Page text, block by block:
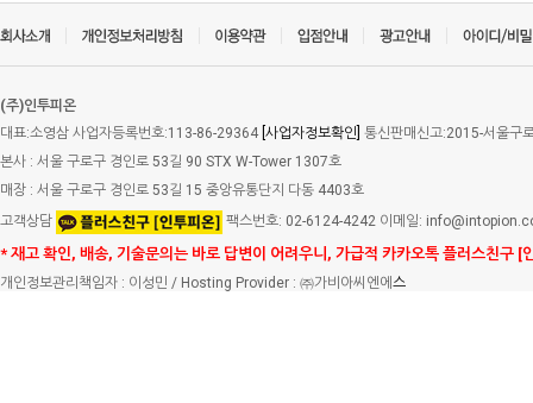
(주)인투피온
대표:소영삼 사업자등록번호:113-86-29364 [사업자정보확인] 통신판매신고:2015-서울구
본사 : 서울 구로구 경인로 53길 90 STX W-Tower 1307호
매장 : 서울 구로구 경인로 53길 15 중앙유통단지 다동 4403호
고객상담
팩스번호: 02-6124-4242 이메일:
* 재고 확인, 배송, 기술문의는 바로 답변이 어려우니, 가급적 카카오톡 플러스친구 [
개인정보관리책임자 : 이성민 / Hosting Provider : ㈜가비아씨엔에 스